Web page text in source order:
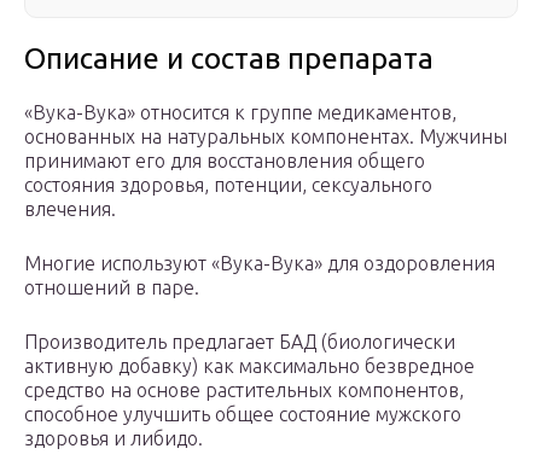
Описание и состав препарата
«Вука-Вука» относится к группе медикаментов,
основанных на натуральных компонентах. Мужчины
принимают его для восстановления общего
состояния здоровья, потенции, сексуального
влечения.
Многие используют «Вука-Вука» для оздоровления
отношений в паре.
Производитель предлагает БАД (биологически
активную добавку) как максимально безвредное
средство на основе растительных компонентов,
способное улучшить общее состояние мужского
здоровья и либидо.